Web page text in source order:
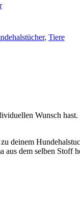
, Tiere
Wunsch
deinem
aus dem selben Stoff